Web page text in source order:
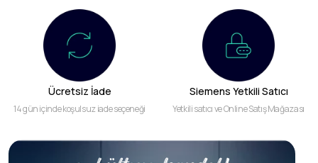
Ücretsiz İade
14 gün içinde koşulsuz iade seçeneği
Siemens Yetkili Satıcı
Yetkili satıcı ve Online Satış Mağazası